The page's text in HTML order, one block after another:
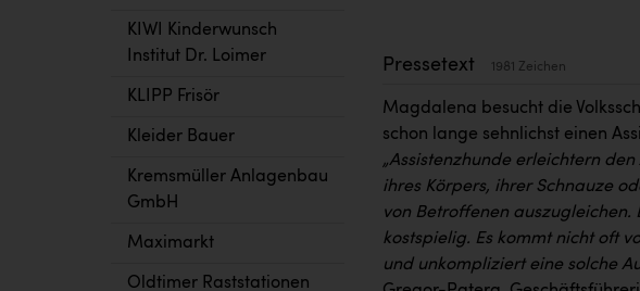
KIWI Kinderwunsch
Institut Dr. Loimer
KLIPP Frisör
Kleider Bauer
Kremsmüller Anlagenbau
GmbH
Maximarkt
Oldtimer Raststationen
Pressetext 1981 Zeichen
Magdalena besucht die
schon lange sehnlichst einen
„Assistenzhunde erleichtern
ihres Körpers, ihrer Schnauze
von Betroffenen
kostspielig. Es kommt nicht oft
und unkompliziert eine solche